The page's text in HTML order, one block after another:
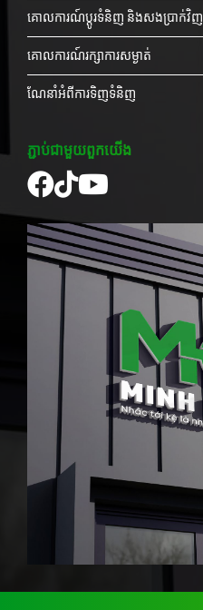
គោលការណ៍ប្តូរទំនិញ និងសងប្រាក់វិញ
គោលការណ៍រក្សាការសម្ងាត់
ណែនាំអំពីការទិញទំនិញ
ភ្ជាប់ជាមួយពួកយើង